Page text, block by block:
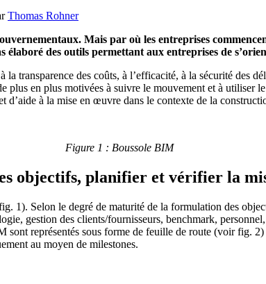
Thomas Rohner
Mais par où les entreprises
des outils permettant aux entreprises de
transparence des coûts, à l’efficacité, à la sécurité des
plus en plus motivées à suivre le mouvement et à
à la mise en œuvre dans le contexte de la
Figure 1 : Boussole BIM
objectifs, planifier et vérifier la
1). Selon le degré de maturité de la formulation des
gestion des clients/fournisseurs, benchmark,
sont représentés sous forme de feuille de route (voir fig.
au moyen de milestones.